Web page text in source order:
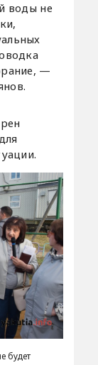
воды не
—
будет